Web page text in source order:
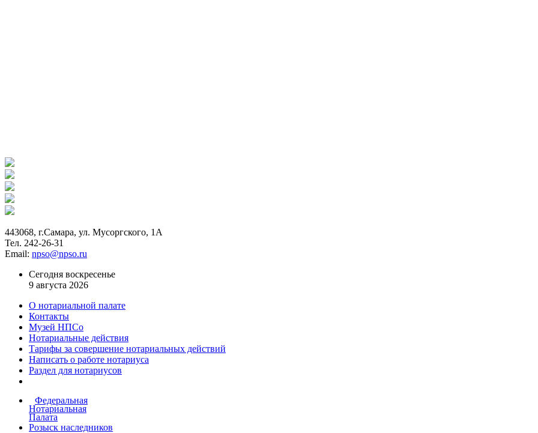
443068, г.Самара, ул. Мусоргского, 1А
Тел. 242-26-31
Email: npso@npso.ru
Сегодня воскресенье
9 августа 2026
О нотариальной палате
Контакты
Музей НПСо
Нотариальные действия
Тарифы за совершение нотариальных действий
Написать о работе нотариуса
Раздел для нотариусов
Федеральная
Нотариальная
Палата
Розыск наследников